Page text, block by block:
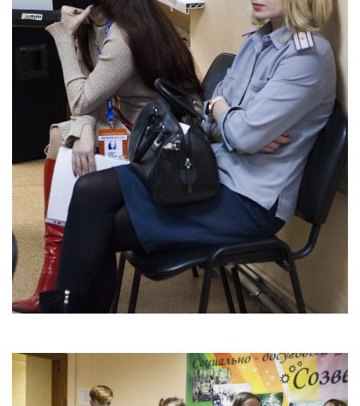
ГО и ЧС
О правилах безопасности при морозе
Безопасность дорожного движения
Безопасность на железной дороге
Безопасность на воде
Профилактика асоциального поведения
Безопасность в интернете
Мошенники не дремлют
ЭЛЕКТРИЧЕСКИЙ ТОК - ДЕТЯМ НЕ ДРУГ!
ОСТОРОЖНО, КЛЕЩИ!
Противодействие коррупции
Информация о кадровом обеспечении, вакансии
Юридические реквизиты Центра
Антей